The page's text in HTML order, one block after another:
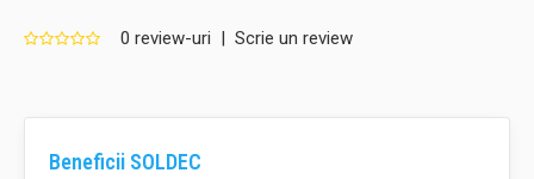
0 review-uri | Scrie un review
Beneficii SOLDEC